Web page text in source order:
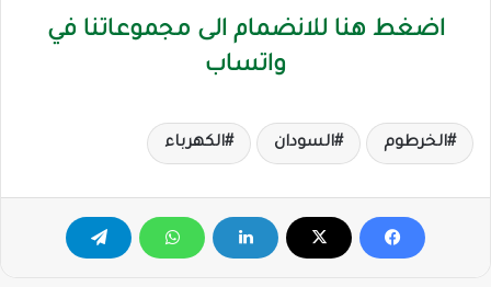
اضغط هنا للانضمام الى مجموعاتنا في
واتساب
الخرطوم السودان الكهرباء